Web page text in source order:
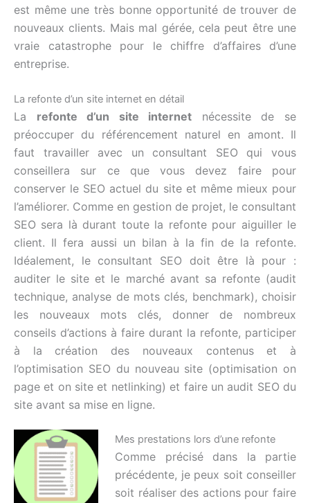
est même une très bonne opportunité de trouver de
nouveaux clients. Mais mal gérée, cela peut être une
vraie catastrophe pour le chiffre d’affaires d’une
entreprise.
La refonte d’un site internet en détail
La refonte d’un site internet nécessite de se
préoccuper du référencement naturel en amont. Il
faut travailler avec un consultant SEO qui vous
conseillera sur ce que vous devez faire pour
conserver le SEO actuel du site et même mieux pour
l’améliorer. Comme en gestion de projet, le consultant
SEO sera là durant toute la refonte pour aiguiller le
client. Il fera aussi un bilan à la fin de la refonte.
Idéalement, le consultant SEO doit être là pour :
auditer le site et le marché avant sa refonte (audit
technique, analyse de mots clés, benchmark), choisir
les nouveaux mots clés, donner de nombreux
conseils d’actions à faire durant la refonte, participer
à la création des nouveaux contenus et à
l’optimisation SEO du nouveau site (optimisation on
page et on site et netlinking) et faire un audit SEO du
site avant sa mise en ligne.
Mes prestations lors d’une refonte
Comme précisé dans la partie
précédente, je peux soit conseiller
soit réaliser des actions pour faire